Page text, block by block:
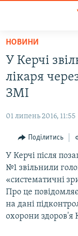
Перейти
основного
матеріалу
Перейти
до
основної
Перейти
пошуку
ВОДА.КРИМ
ВІДЕО ТА ФОТО
БЛОГИ
ПОГЛЯД
ІНТЕРВ'Ю
СПЕЦПРОЕКТИ
ДЕПОРТАЦІЯ
ЯК ОБІЙТИ
НОВИНИ
У Керчі
лікаря
ЗМІ
01 липень 2016, 11:55
Поділитись
У Керчі після
№1 звільнили
«систематичні
Про це повідомляє
на дані
охорони здоров'я